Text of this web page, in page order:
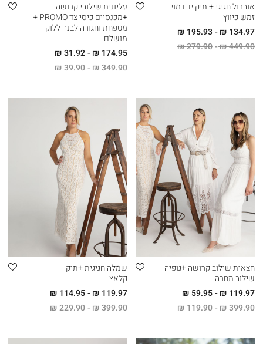
אוברול חגיגי + תיק יד דמוי
זמש כיווץ
279.90 ₪ 449.90 ₪
195.93 ₪ 134.97 ₪
עליונית שילובי קרושה
+מכנסיים כיסי צד PROMO +
מטפחת וחגורה לבנה ללוק
מושלם
39.90 ₪ 349.90 ₪
31.92 ₪ 174.95 ₪
חצאית שילוב קרושה +גופיה
שילוב תחרה
119.90 ₪ 399.90 ₪
59.95 ₪ 119.97 ₪
שמלה חגיגית +תיק
קלאץ
229.90 ₪ 399.90 ₪
114.95 ₪ 119.97 ₪